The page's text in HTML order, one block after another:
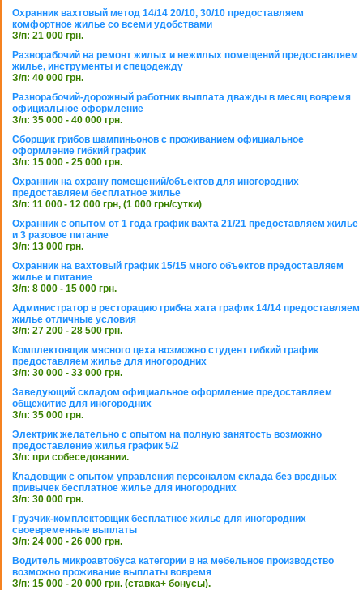
Охранник вахтовый метод 14/14 20/10, 30/10 предоставляем
комфортное жилье со всеми удобствами
З/п: 21 000 грн.
Разнорабочий на ремонт жилых и нежилых помещений предоставляем
жилье, инструменты и спецодежду
З/п: 40 000 грн.
Разнорабочий-дорожный работник выплата дважды в месяц вовремя
официальное оформление
З/п: 35 000 - 40 000 грн.
Сборщик грибов шампиньонов с проживанием официальное
оформление гибкий график
З/п: 15 000 - 25 000 грн.
Охранник на охрану помещений/объектов для иногородних
предоставляем бесплатное жилье
З/п: 11 000 - 12 000 грн, (1 000 грн/сутки)
Охранник с опытом от 1 года график вахта 21/21 предоставляем жилье
и 3 разовое питание
З/п: 13 000 грн.
Охранник на вахтовый график 15/15 много объектов предоставляем
жилье и питание
З/п: 8 000 - 15 000 грн.
Администратор в ресторацию грибна хата график 14/14 предоставляем
жилье отличные условия
З/п: 27 200 - 28 500 грн.
Комплектовщик мясного цеха возможно студент гибкий график
предоставляем жилье для иногородних
З/п: 30 000 - 33 000 грн.
Заведующий складом официальное оформление предоставляем
общежитие для иногородних
З/п: 35 000 грн.
Электрик желательно с опытом на полную занятость возможно
предоставление жилья график 5/2
З/п: при собеседовании.
Кладовщик с опытом управления персоналом склада без вредных
привычек бесплатное жилье для иногородних
З/п: 30 000 грн.
Грузчик-комплектовщик бесплатное жилье для иногородних
своевременные выплаты
З/п: 24 000 - 26 000 грн.
Водитель микроавтобуса категории в на мебельное производство
возможно проживание выплаты вовремя
З/п: 15 000 - 20 000 грн. (ставка+ бонусы).